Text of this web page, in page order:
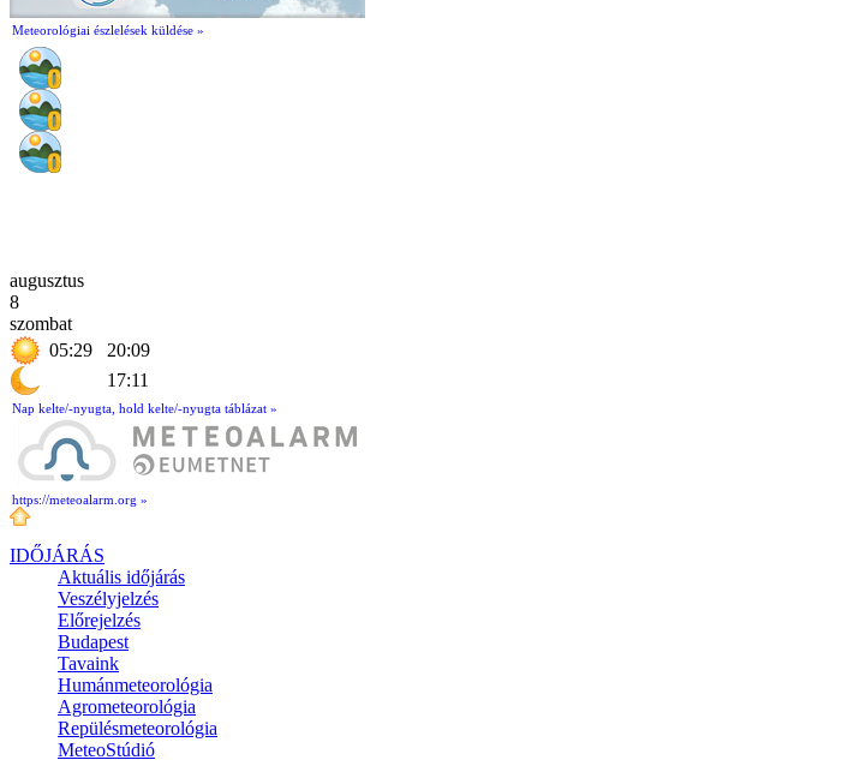
Meteorológiai észlelések küldése »
augusztus
8
szombat
05:29
20:09
17:11
Nap kelte/-nyugta, hold kelte/-nyugta táblázat »
https://meteoalarm.org »
IDŐJÁRÁS
Aktuális időjárás
Veszélyjelzés
Előrejelzés
Budapest
Tavaink
Humánmeteorológia
Agrometeorológia
Repülésmeteorológia
MeteoStúdió